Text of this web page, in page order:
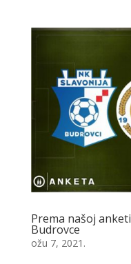
Prema našoj
Budrovce
ožu 7, 2021.